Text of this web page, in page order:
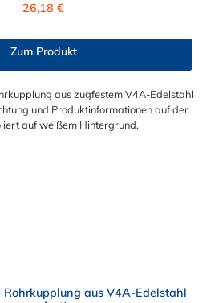
kann zwischen 38 mm und 110
von 100, 150 mm (oder länger)
max. 0,8 bar) druckstoßfest (bis max.
Aluminium (AlMgSi 0,5 F22) massive
arretiert) Schrauben M 8 mit
durch kreisrunde Ausführung
schwarze Naturgummidichtung
26,18 €
Zum Produkt
aus V4A-Edelstahl